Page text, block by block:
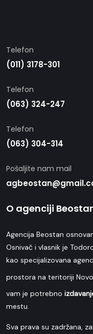
Telefon
(011) 3178-301
Telefon
(063) 324-247
Telefon
(063) 304-314
Pošaljite nam mail
O agenciji
Agencija Beostan
Osnivač i vlasnik je
kao specijalizovana
prostora na teritoriji
vam je potrebno
mestu.
Sva prava su zadržana,